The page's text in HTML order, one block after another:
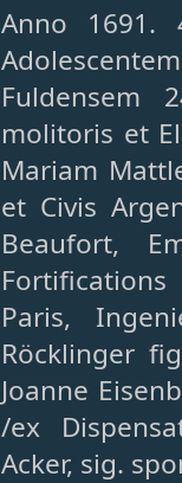
Anno 1691.
Fuldensem
molitoris et
Mariam
et Civis
Beaufort,
Paris,
Röcklinger
Joanne
/ex
Acker, sig.